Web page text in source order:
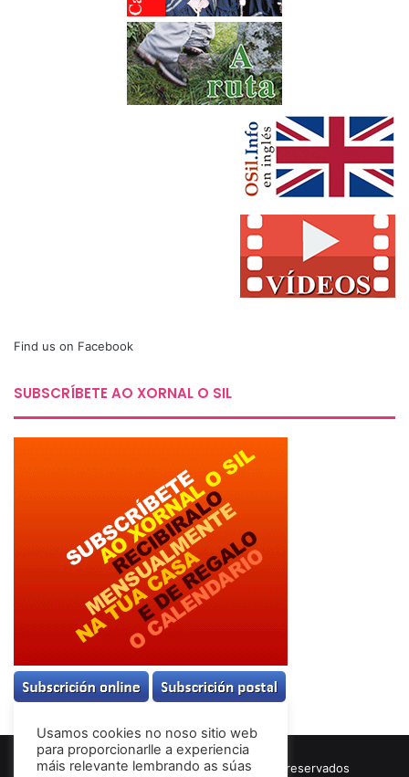
Find us on Facebook
SUBSCRÍBETE AO XORNAL O SIL
© Copyright 2026, Todos los derechos reservados
Usamos cookies no noso sitio web
para proporcionarlle a experiencia
máis relevante lembrando as súas